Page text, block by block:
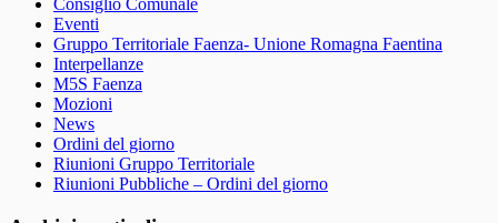
Consiglio Comunale
Eventi
Gruppo Territoriale Faenza- Unione Romagna Faentina
Interpellanze
M5S Faenza
Mozioni
News
Ordini del giorno
Riunioni Gruppo Territoriale
Riunioni Pubbliche – Ordini del giorno